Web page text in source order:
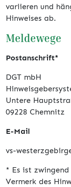
variieren und
Hinweises ab.
Meldewege
Postanschrift*
DGT mbH
Untere
09228 Chemnitz
E-Mail
vs-
* Es ist
Vermerk des